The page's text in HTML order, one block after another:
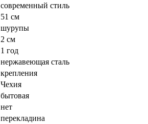
современный стиль
51 см
шурупы
2 см
1 год
нержавеющая сталь
крепления
Чехия
бытовая
нет
перекладина